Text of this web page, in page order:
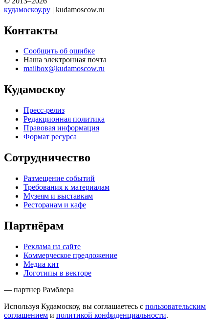
кудамоскоу.ру | kudamoscow.ru
Контакты
Сообщить об ошибке
Наша электронная почта
mailbox@kudamoscow.ru
Кудамоскоу
Пресс-релиз
Редакционная политика
Правовая информация
Формат ресурса
Сотрудничество
Размещение событий
Требования к материалам
Музеям и выставкам
Ресторанам и кафе
Партнёрам
Реклама на сайте
Коммерческое предложение
Медиа кит
Логотипы в векторе
— партнер Рамблера
Используя Кудамоскоу, вы соглашаетесь с пользовательским
соглашением и политикой конфиденциальности.